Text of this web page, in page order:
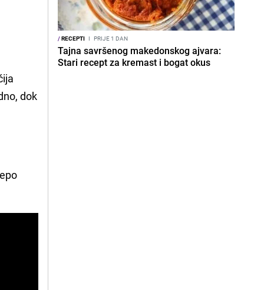
dok
/RECEPTI I PRIJE 1 DAN
Tajna savršenog makedonskog ajvara:
Stari recept za kremast i bogat okus